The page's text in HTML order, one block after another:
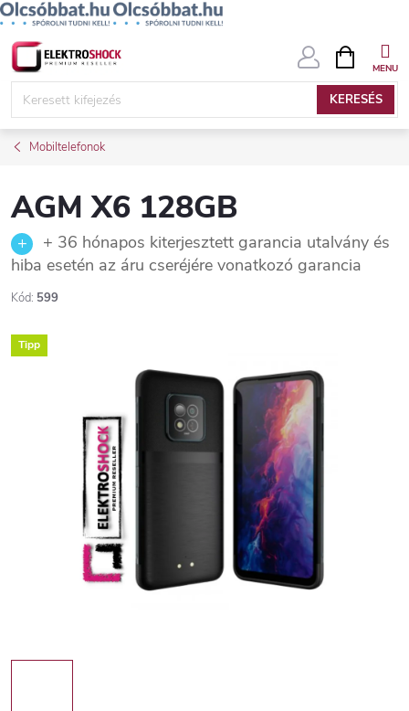
Ugrás
KERESÉS
KOSÁR
Mobiltelefonok
AGM X6 128GB
+ 36 hónapos kiterjesztett garancia utalvány és
hiba esetén az áru cseréjére vonatkozó garancia
Kód: 599
Tipp